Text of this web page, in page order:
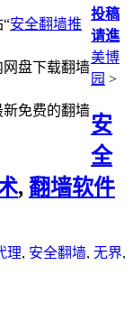
安全翻墙推
盘下载翻墙
免费的翻墙
投稿
请進
美博
园 >
安
全
, 翻墙软件
理, 安全翻墙, 无界,